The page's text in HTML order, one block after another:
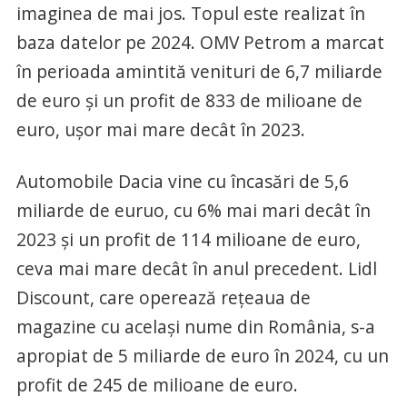
imaginea de mai jos. Topul este realizat în
baza datelor pe 2024. OMV Petrom a marcat
în perioada amintită venituri de 6,7 miliarde
de euro și un profit de 833 de milioane de
euro, ușor mai mare decât în 2023.
Automobile Dacia vine cu încasări de 5,6
miliarde de euruo, cu 6% mai mari decât în
2023 și un profit de 114 milioane de euro,
ceva mai mare decât în anul precedent. Lidl
Discount, care operează rețeaua de
magazine cu același nume din România, s-a
apropiat de 5 miliarde de euro în 2024, cu un
profit de 245 de milioane de euro.